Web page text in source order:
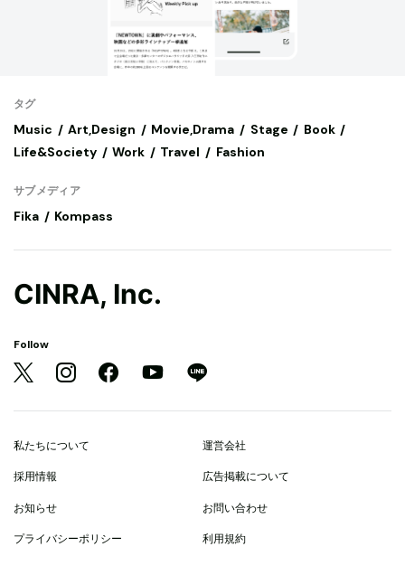
タグ
Music Art,Design Movie,Drama Stage
Book
Life&Society
Work Travel Fashion
サブメディア
Fika Kompass
CINRA, Inc.
Follow
私たちについて 運営会社
採用情報 広告掲載について
お知らせ お問い合わせ
プライバシーポリシー 利用規約